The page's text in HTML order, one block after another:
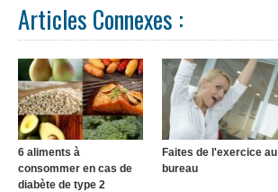
Articles Connexes :
6 aliments à
consommer en cas de
diabète de type 2
Faites de l'exercice au
bureau